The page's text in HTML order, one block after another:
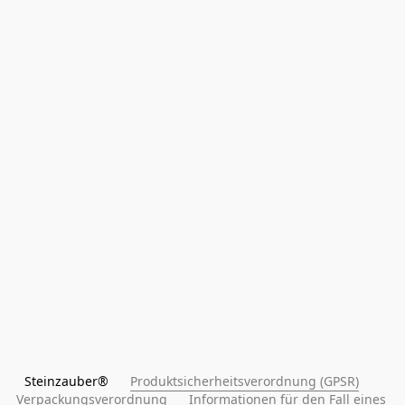
Steinzauber® Produktsicherheitsverordnung (GPSR)
Verpackungsverordnung
Informationen für den Fall eines